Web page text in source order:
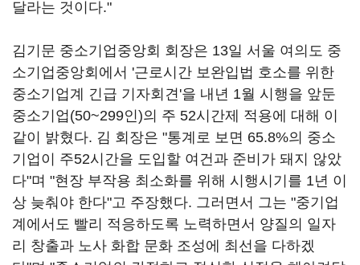
달라는 것이다."
김기문 중소기업중앙회 회장은 13일 서울 여의도 중
소기업중앙회에서 '근로시간 보완입법 호소를 위한
중소기업계 긴급 기자회견'을 내년 1월 시행을 앞둔
중소기업(50~299인)의 주 52시간제 적용에 대해 이
같이 밝혔다. 김 회장은 "통계로 보면 65.8%의 중소
기업이 주52시간을 도입할 여건과 준비가 돼지 않았
다"며 "현장 부작용 최소화를 위해 시행시기를 1년 이
상 늦춰야 한다"고 주장했다. 그러면서 그는 "중기업
계에서도 빨리 적응하도록 노력하면서 양질의 일자
리 창출과 노사 화합 문화 조성에 최선을 다하겠